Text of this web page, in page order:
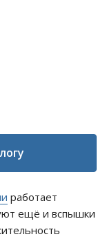
работает
ещё и вспышки